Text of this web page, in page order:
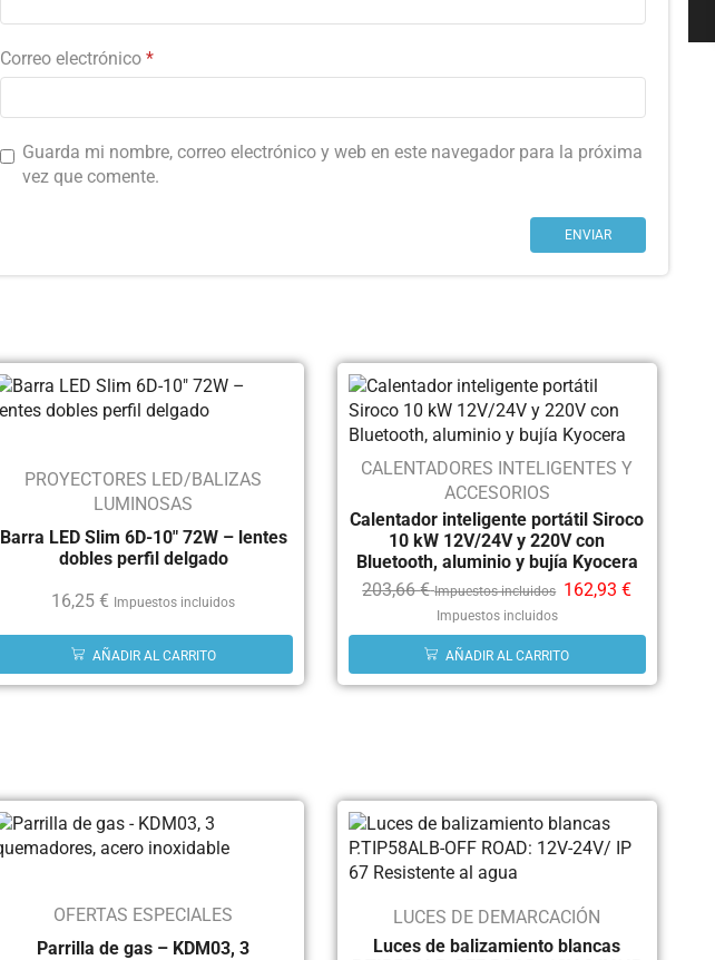
Correo electrónico *
Guarda mi nombre, correo electrónico y web en este navegador para la próxima
vez que comente.
PROYECTORES LED/BALIZAS
LUMINOSAS
Barra LED Slim 6D-10″ 72W – lentes
dobles perfil delgado
16,25€ Impuestos incluidos
AÑADIR AL CARRITO
CALENTADORES INTELIGENTES Y
ACCESORIOS
Calentador inteligente portátil Siroco
10 kW 12V/24V y 220V con
Bluetooth, aluminio y bujía Kyocera
203,66€ Impuestos incluidos 162,93€
Impuestos incluidos
AÑADIR AL CARRITO
OFERTAS ESPECIALES
Parrilla de gas – KDM03, 3
LUCES DE DEMARCACIÓN
Luces de balizamiento blancas